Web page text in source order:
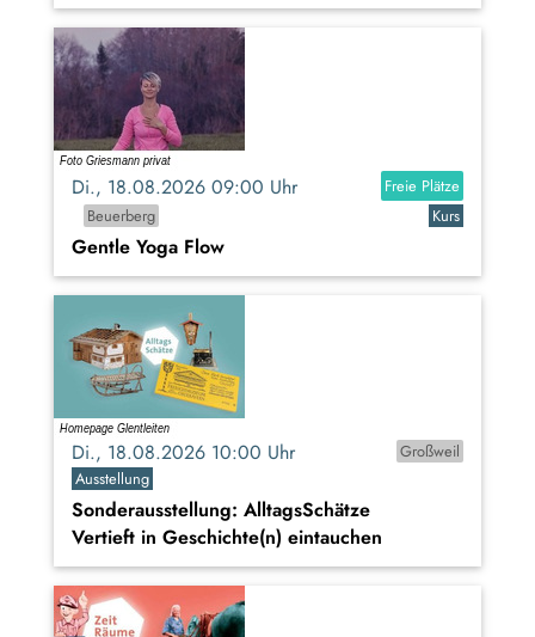
Di., 18.08.2026 09:00 Uhr
Freie Plätze
Beuerberg
Kurs
Gentle Yoga Flow
Di., 18.08.2026 10:00 Uhr
Großweil
Ausstellung
Sonderausstellung: AlltagsSchätze
Vertieft in Geschichte(n) eintauchen